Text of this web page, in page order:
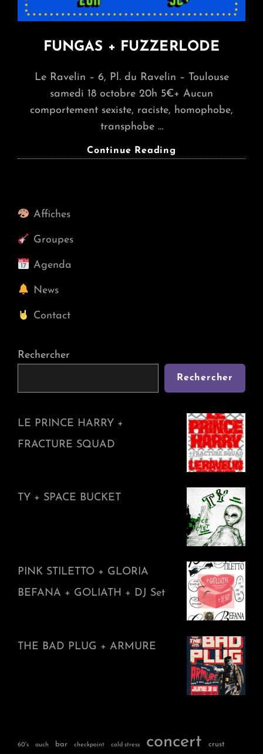
FUNGAS + FUZZERLODE
Le Ravelin – 6, Pl. du Ravelin – Toulouse
samedi 18 octobre 20h 5€+ Aucun
comportement sexiste, raciste, homophobe,
transphobe …
Continue Reading
Affiches
Groupes
Agenda
News
Contact
Rechercher
Rechercher
LE PRINCE HARRY +
FRACTURE SQUAD
TY + SPACE BUCKET
PINK STILETTO + GLORIA
BEFANA + GOLIATH + DJ Set
THE BAD PLUG + ARMURE
60's auch bar checkpoint cold stress concert crust